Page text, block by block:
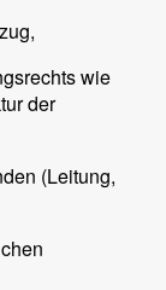
wie
der
(Leitung,